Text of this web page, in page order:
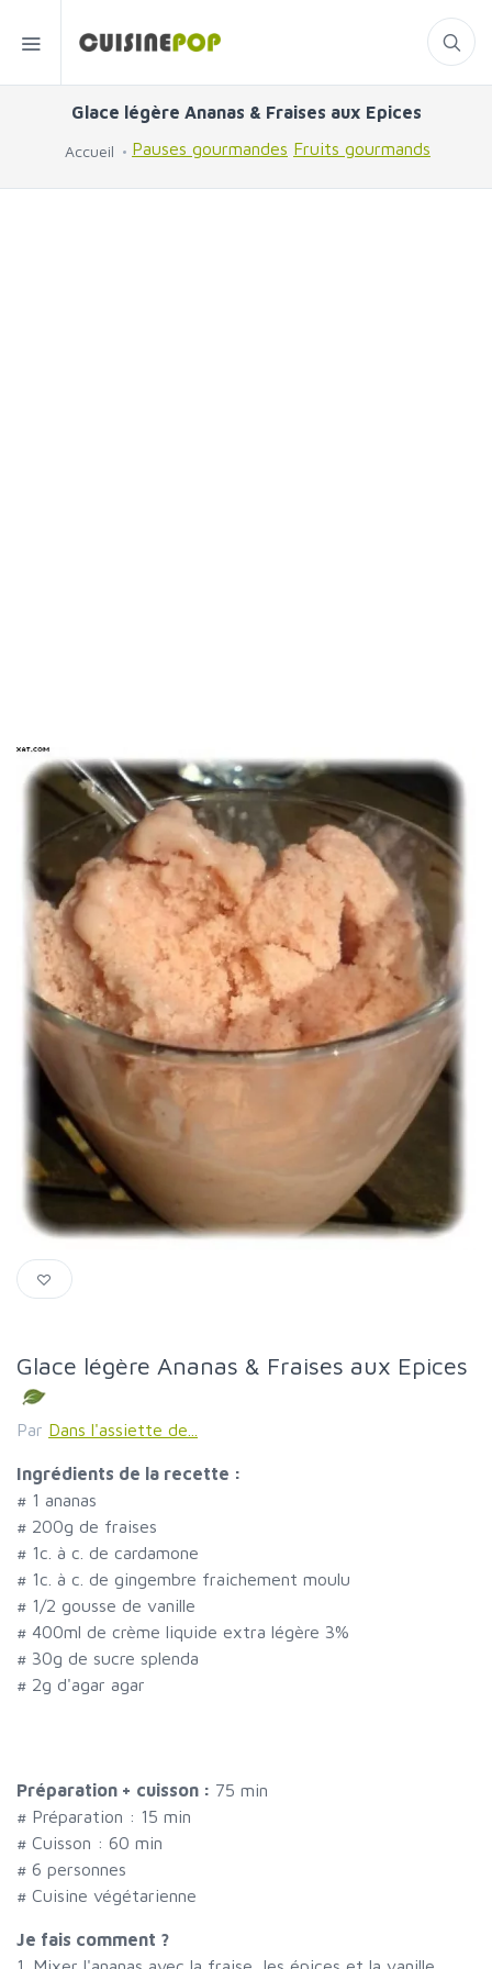
Glace légère Ananas & Fraises aux Epices
Accueil Pauses gourmandes Fruits gourmands
Glace légère Ananas & Fraises aux Epices
Par Dans l'assiette de...
Ingrédients de la recette :
# 1 ananas
# 200g de fraises
# 1c. à c. de cardamone
# 1c. à c. de gingembre fraichement moulu
# 1/2 gousse de vanille
# 400ml de crème liquide extra légère 3%
# 30g de sucre splenda
# 2g d'agar agar
Préparation + cuisson : 75 min
# Préparation : 15 min
# Cuisson : 60 min
# 6 personnes
# Cuisine végétarienne
Je fais comment ?